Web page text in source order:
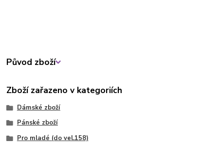
Původ zboží
Zboží zařazeno v kategoriích
Dámské zboží
Pánské zboží
Pro mladé (do vel.158)